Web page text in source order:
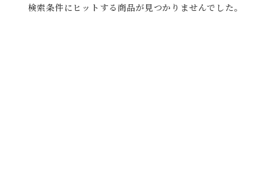
検索条件にヒットする商品が見つかりませんでした。